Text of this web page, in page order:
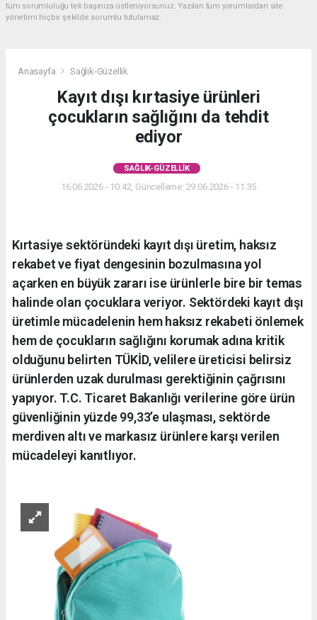
tüm sorumluluğu tek başınıza üstleniyorsunuz. Yazılan tüm yorumlardan site
yönetimi hiçbir şekilde sorumlu tutulamaz.
Anasayfa Sağlık-Güzellik
Kayıt dışı kırtasiye ürünleri
çocukların sağlığını da tehdit
ediyor
SAĞLIK-GÜZELLIK
16.06.2026 - 10:42, Güncelleme: 29.06.2026 - 11:35
Kırtasiye sektöründeki kayıt dışı üretim, haksız
rekabet ve fiyat dengesinin bozulmasına yol
açarken en büyük zararı ise ürünlerle bire bir temas
halinde olan çocuklara veriyor. Sektördeki kayıt dışı
üretimle mücadelenin hem haksız rekabeti önlemek
hem de çocukların sağlığını korumak adına kritik
olduğunu belirten TÜKİD, velilere üreticisi belirsiz
ürünlerden uzak durulması gerektiğinin çağrısını
yapıyor. T.C. Ticaret Bakanlığı verilerine göre ürün
güvenliğinin yüzde 99,33’e ulaşması, sektörde
merdiven altı ve markasız ürünlere karşı verilen
mücadeleyi kanıtlıyor.